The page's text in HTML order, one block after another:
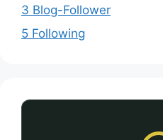
3 Blog-Follower
5 Following